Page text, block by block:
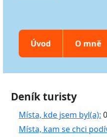
Úvod O mně
Deník turisty
Místa, kde jsem byl(a): 0
Místa, kam se chci